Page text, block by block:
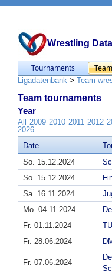
Wrestling
Tournaments
Ligadatenbank > Team
Team tournaments
Year
All 2009 2010 2011 2012
2026
Date
So. 15.12.2024
So. 15.12.2024
Sa. 16.11.2024
Mo. 04.11.2024
Fr. 01.11.2024
Fr. 28.06.2024
Fr. 07.06.2024